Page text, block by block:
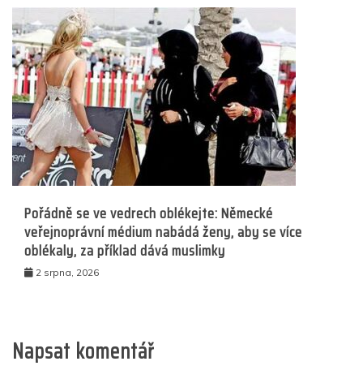
Pořádně se ve vedrech oblékejte: Německé
veřejnoprávní médium nabádá ženy, aby se více
oblékaly, za příklad dává muslimky
2 srpna, 2026
Napsat komentář